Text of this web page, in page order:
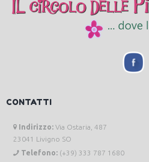
CONTATTI
Indirizzo: Via Ostaria, 487
23041 Livigno SO
Telefono: (+39) 333 787 1680